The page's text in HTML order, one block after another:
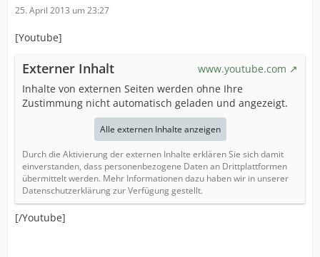
25. April 2013 um 23:27
[Youtube]
Externer Inhalt
www.youtube.com
Inhalte von externen Seiten werden ohne Ihre
Zustimmung nicht automatisch geladen und angezeigt.
Alle externen Inhalte anzeigen
Durch die Aktivierung der externen Inhalte erklären Sie sich damit
einverstanden, dass personenbezogene Daten an Drittplattformen
übermittelt werden. Mehr Informationen dazu haben wir in unserer
Datenschutzerklärung zur Verfügung gestellt.
[/Youtube]